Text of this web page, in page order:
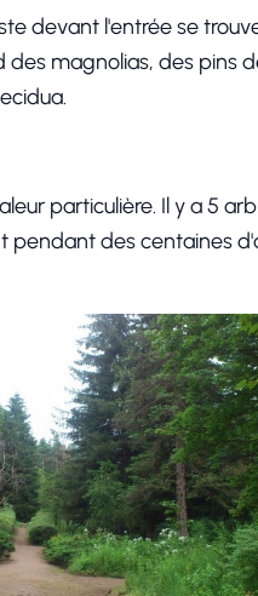
devant l'entrée se
magnolias, des pins
particulière. Il y a 5
pendant des centaines